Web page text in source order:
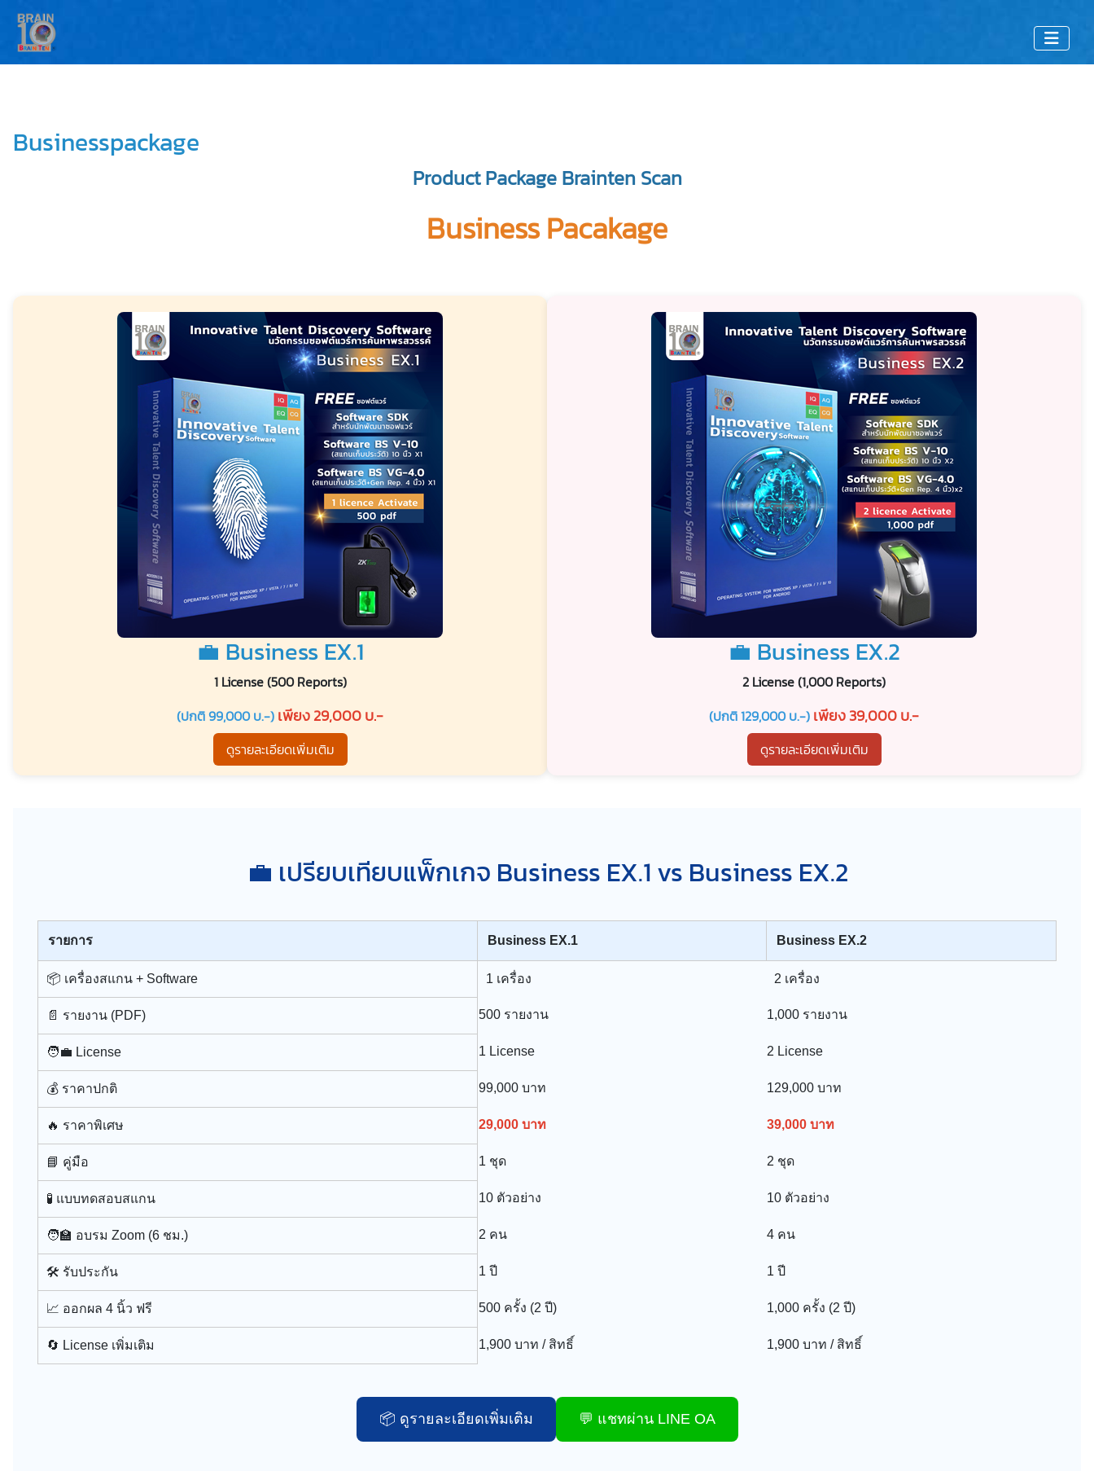
Businesspackage
Product Package Brainten Scan
Business Pacakage
💼 Business EX.1
1 License (500 Reports)
(ปกติ 99,000 บ.-) เพียง 29,000 บ.-
ดูรายละเอียดเพิ่มเติม
💼 Business EX.2
2 License (1,000 Reports)
(ปกติ 129,000 บ.-) เพียง 39,000 บ.-
ดูรายละเอียดเพิ่มเติม
💼 เปรียบเทียบแพ็กเกจ Business EX.1 vs Business EX.2
รายการ Business EX.1 Business EX.2
📦 เครื่องสแกน + Software 1 เครื่อง 2 เครื่อง
📄 รายงาน (PDF) 500 รายงาน 1,000 รายงาน
🧑‍💼 License 1 License 2 License
💰 ราคาปกติ 99,000 บาท 129,000 บาท
🔥 ราคาพิเศษ 29,000 บาท 39,000 บาท
📘 คู่มือ 1 ชุด 2 ชุด
🧪 แบบทดสอบสแกน 10 ตัวอย่าง 10 ตัวอย่าง
🧑‍🏫 อบรม Zoom (6 ชม.) 2 คน 4 คน
🛠 รับประกัน 1 ปี 1 ปี
📈 ออกผล 4 นิ้ว ฟรี 500 ครั้ง (2 ปี) 1,000 ครั้ง (2 ปี)
🔄 License เพิ่มเติม 1,900 บาท / สิทธิ์ 1,900 บาท / สิทธิ์
📦 ดูรายละเอียดเพิ่มเติม 💬 แชทผ่าน LINE OA